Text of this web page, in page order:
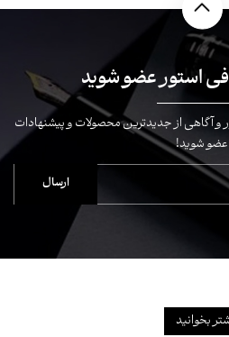
عضو شوید
از جدیدترین محصولات و پیشنهادات